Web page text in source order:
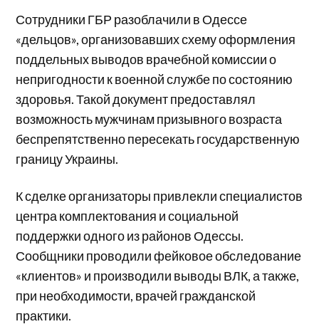
Сотрудники ГБР разоблачили в Одессе
«дельцов», организовавших схему оформления
поддельных выводов врачебной комиссии о
непригодности к военной службе по состоянию
здоровья. Такой документ предоставлял
возможность мужчинам призывного возраста
беспрепятственно пересекать государственную
границу Украины.
К сделке организаторы привлекли специалистов
центра комплектования и социальной
поддержки одного из районов Одессы.
Сообщники проводили фейковое обследование
«клиентов» и производили выводы ВЛК, а также,
при необходимости, врачей гражданской
практики.